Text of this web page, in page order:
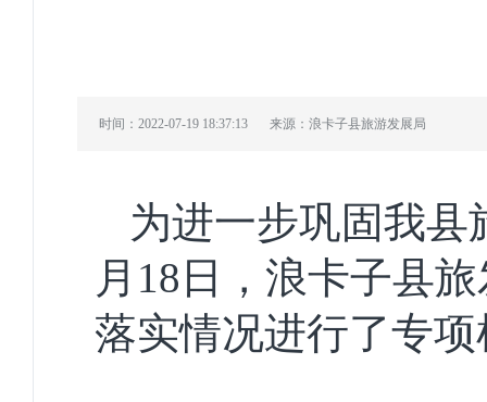
时间：2022-07-19 18:37:13 来源：浪卡子县旅游发展局
为进一步巩固我县
月18日，浪卡子县
落实情况进行了专